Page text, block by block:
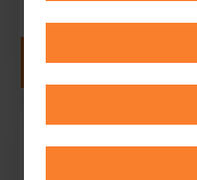
Alle